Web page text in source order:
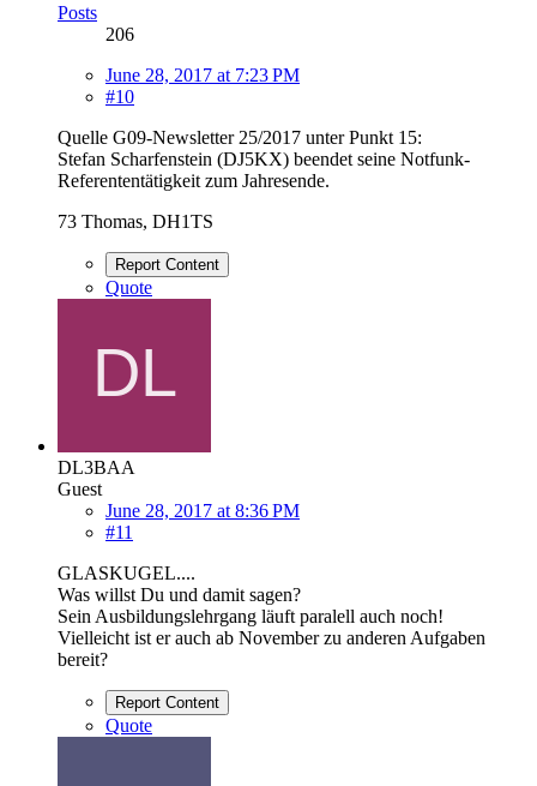
Posts
206
June 28, 2017 at 7:23 PM
#10
Quelle G09-Newsletter 25/2017 unter Punkt 15:
Stefan Scharfenstein (DJ5KX) beendet seine Notfunk-
Referententätigkeit zum Jahresende.
73 Thomas, DH1TS
Report Content
Quote
DL3BAA
Guest
June 28, 2017 at 8:36 PM
#11
GLASKUGEL....
Was willst Du und damit sagen?
Sein Ausbildungslehrgang läuft paralell auch noch!
Vielleicht ist er auch ab November zu anderen Aufgaben
bereit?
Report Content
Quote